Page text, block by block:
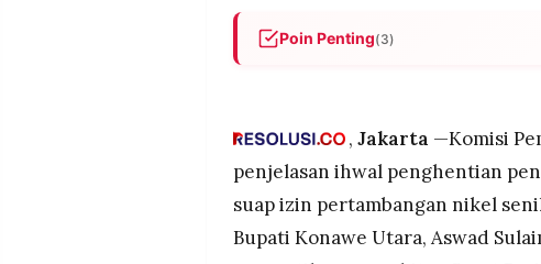
Poin Penting(3)
pelaksanaan kewenangan dalam
Publik mempertanyakan
disangka merugikan negara hingga
, Jakarta —Komisi
penjelasan ihwal penghentian
suap izin pertambangan nikel
Bupati Konawe Utara, Aswad